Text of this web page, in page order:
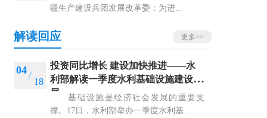
疆生产建设兵团发展改革委：为进...
更多>>
解读回应
04
18
投资同比增长 建设加快推进——水
利部解读一季度水利基础设施建设进
展基础设施是经济社会发展的重要支
撑。17日，水利部举办一季度水利基...